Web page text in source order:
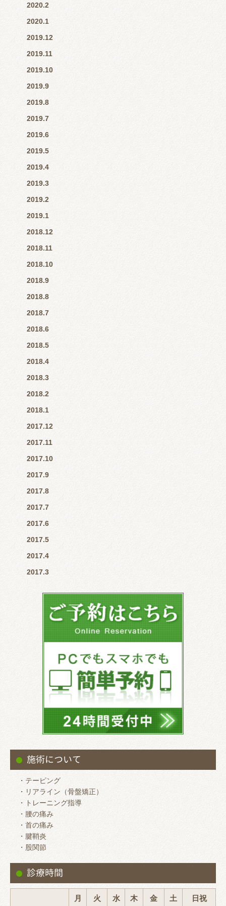
2020.2
2020.1
2019.12
2019.11
2019.10
2019.9
2019.8
2019.7
2019.6
2019.5
2019.4
2019.3
2019.2
2019.1
2018.12
2018.11
2018.10
2018.9
2018.8
2018.7
2018.6
2018.5
2018.4
2018.3
2018.2
2018.1
2017.12
2017.11
2017.10
2017.9
2017.8
2017.7
2017.6
2017.5
2017.4
2017.3
施術について
・テーピング
・リアライン（骨盤矯正）
・トレーニング指導
・腰の痛み
・首の痛み
・腱鞘炎
・股関節
診療時間
月 火 水 木 金 土 日祝